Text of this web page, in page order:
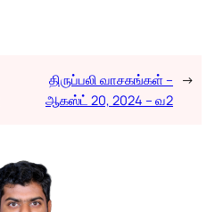
திருப்பலி வாசகங்கள் –
ஆகஸ்ட் 20, 2024 – வ2
→